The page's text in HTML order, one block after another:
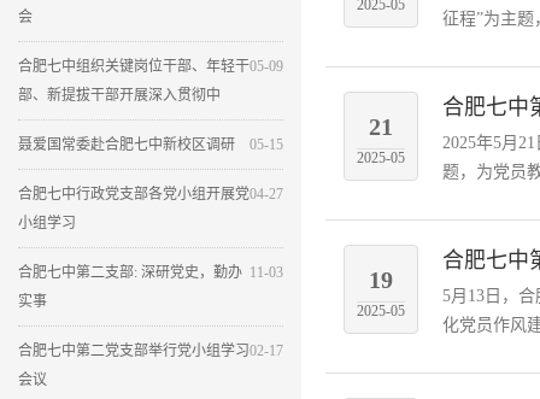
会
05-09
合肥七中组织关键岗位干部、年轻干
部、新提拔干部开展深入贯彻中
05-15
聂爱国常委赴合肥七中新校区调研
04-27
合肥七中行政党支部各党小组开展党
小组学习
11-03
合肥七中第二支部: 深研党史，勤办
实事
02-17
合肥七中第二党支部举行党小组学习
会议
2025-05
征程”为主
21
2025-05
合肥七中
2025年5月
题，为党员
19
2025-05
合肥七中
5月13日，
化党员作风